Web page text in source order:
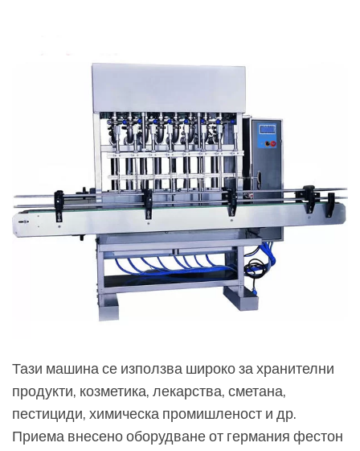
Тази машина се използва широко за хранителни
продукти, козметика, лекарства, сметана,
пестициди, химическа промишленост и др.
Приема внесено оборудване от германия фестон